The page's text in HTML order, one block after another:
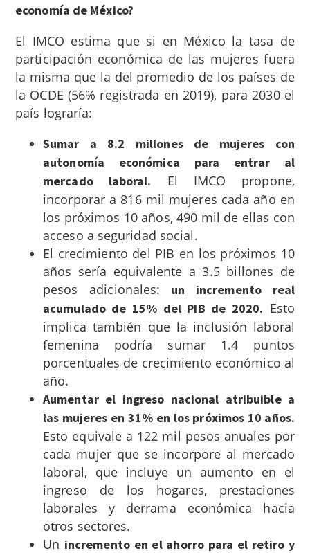
economía de México?
El IMCO estima que si en México la tasa de
participación económica de las mujeres fuera
la misma que la del promedio de los países de
la OCDE (56% registrada en 2019), para 2030 el
país lograría:
Sumar a 8.2 millones de mujeres con
autonomía económica para entrar al
mercado laboral. El IMCO propone,
incorporar a 816 mil mujeres cada año en
los próximos 10 años, 490 mil de ellas con
acceso a seguridad social.
El crecimiento del PIB en los próximos 10
años sería equivalente a 3.5 billones de
pesos adicionales: un incremento real
acumulado de 15% del PIB de 2020. Esto
implica también que la inclusión laboral
femenina podría sumar 1.4 puntos
porcentuales de crecimiento económico al
año.
Aumentar el ingreso nacional atribuible a
las mujeres en 31% en los próximos 10 años.
Esto equivale a 122 mil pesos anuales por
cada mujer que se incorpore al mercado
laboral, que incluye un aumento en el
ingreso de los hogares, prestaciones
laborales y derrama económica hacia
otros sectores.
Un incremento en el ahorro para el retiro y